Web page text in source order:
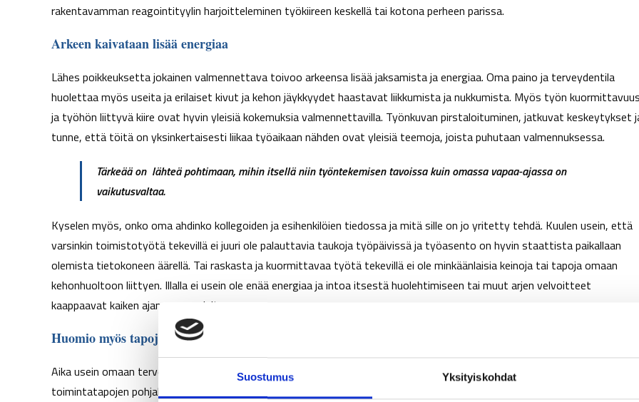
Suostumus Yksityiskohdat
rakentavamman reagointityylin harjoitteleminen työkiireen keskellä tai kotona perheen parissa.
Arkeen kaivataan lisää energiaa
Lähes poikkeuksetta jokainen valmennettava toivoo arkeensa lisää jaksamista ja energiaa. Oma paino ja terveydentila
huolettaa myös useita ja erilaiset kivut ja kehon jäykkyydet haastavat liikkumista ja nukkumista. Myös työn kuormittavuus
ja työhön liittyvä kiire ovat hyvin yleisiä kokemuksia valmennettavilla. Työnkuvan pirstaloituminen, jatkuvat keskeytykset
tunne, että töitä on yksinkertaisesti liikaa työaikaan nähden ovat yleisiä teemoja, joista puhutaan valmennuksessa.
Tärkeää on lähteä pohtimaan, mihin itsellä niin työntekemisen tavoissa kuin omassa vapaa-ajassa on
vaikutusvaltaa.
Kyselen myös, onko oma ahdinko kollegoiden ja esihenkilöien tiedossa ja mitä sille on jo yritetty tehdä. Kuulen usein, että
varsinkin toimistotyötä tekevillä ei juuri ole palauttavia taukoja työpäivissä ja työasento on hyvin staattista paikallaan
olemista tietokoneen äärellä. Tai raskasta ja kuormittavaa työtä tekevillä ei ole minkäänlaisia keinoja tai tapoja omaan
kehonhuoltoon liittyen. Illalla ei usein ole enää energiaa ja intoa itsestä huolehtimiseen tai muut arjen velvoitteet
kaappaavat kaiken ajan vapaa-ajalta.
Huomio myös tapojen taustatekijöihin
Aika usein omaan terveydentilaan tai väsyneeseen oloon löytyy selkeitä syitä ja selittäviä tekijöitä arjen valintojen ja
toimintatapojen pohjalta, mutta silti koetaan voimattomuutta ja keinottomuutta valita tai tehdä toisin. Tämän vuoksi